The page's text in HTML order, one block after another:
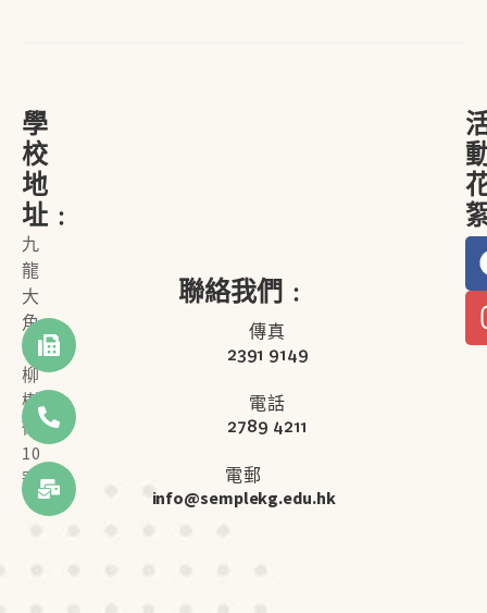
學
校
地
址﹕
九
龍
大
角
咀
柳
樹
街
10
號
聯絡我們﹕
傳真
2391 9149
電話
2789 4211
電郵
info@semplekg.edu.hk